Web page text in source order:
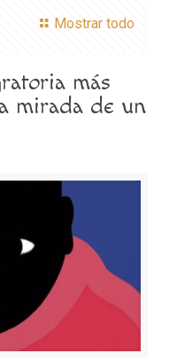
Mostrar todo
más
mirada de un